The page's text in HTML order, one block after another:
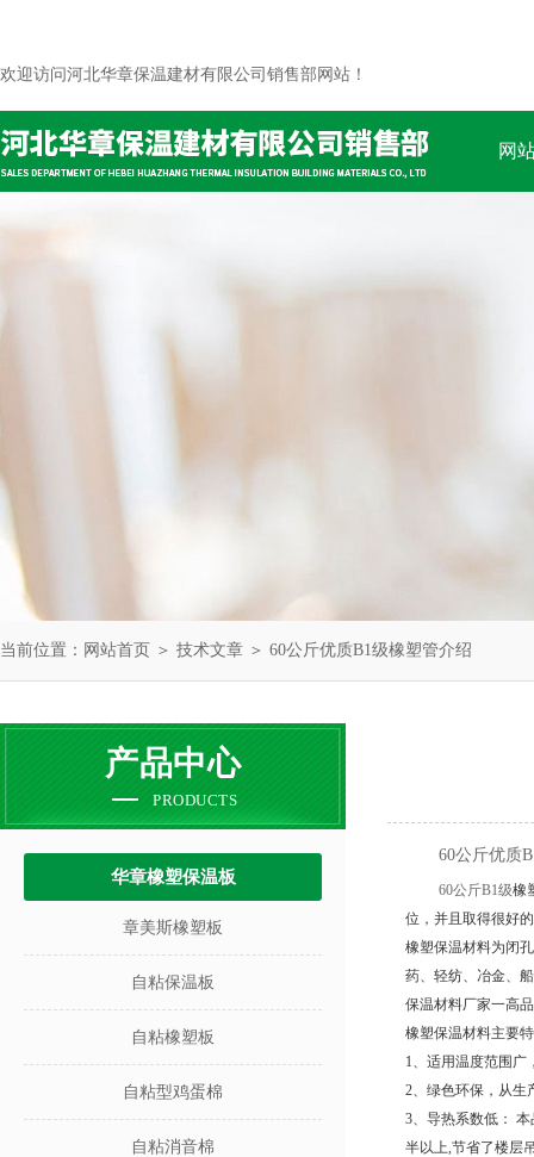
欢迎访问河北华章保温建材有限公司销售部网站！
网
当前位置： 网站首页 ＞ 技术文章 ＞ 60公斤优质B1级橡塑管介绍
产品中心
PRODUCTS
华章橡塑保温板
章美斯橡塑板
自粘保温板
自粘橡塑板
自粘型鸡蛋棉
自粘消音棉
60公斤优质
60公斤B1级橡
位，并且取得很好
橡塑保温材料为闭
药、轻纺、冶金、
保温材料厂家一高
橡塑保温材料主要
1、适用温度范围
2、绿色环保，从生
3、导热系数低：
半以上,节省了楼层